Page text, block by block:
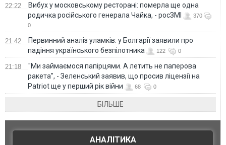
22:22
Вибух у московському ресторані: померла ще одна
родичка російського генерала Чайка, - росЗМІ
370
0
21:42
Первинний аналіз уламків: у Болгарії заявили про
падіння українського безпілотника
122 0
21:18
"Ми займаємося папірцями. А летить не паперова
ракета", - Зеленський заявив, що просив ліцензії на
Patriot ще у перший рік війни
68 0
БІЛЬШЕ
АНАЛІТИКА